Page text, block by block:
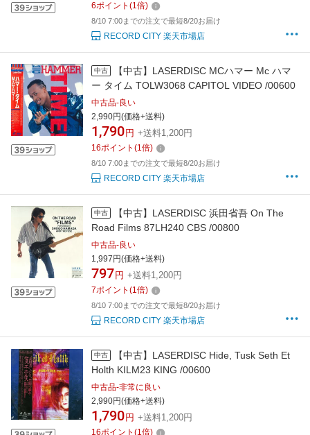
6ポイント (1倍)
8/10 7:00までの注文で最短8/20お届け
RECORD CITY 楽天市場店
中古
【中古】LASERDISC MCハマー Mc ハマ
ー タイム TOLW3068 CAPITOL VIDEO /00600
中古品-良い
2,990円(価格+送料)
1,790 円 +送料1,200円
16ポイント (1倍)
8/10 7:00までの注文で最短8/20お届け
RECORD CITY 楽天市場店
中古
【中古】LASERDISC 浜田省吾 On The
Road Films 87LH240 CBS /00800
中古品-良い
1,997円(価格+送料)
797 円 +送料1,200円
7ポイント (1倍)
8/10 7:00までの注文で最短8/20お届け
RECORD CITY 楽天市場店
中古
【中古】LASERDISC Hide, Tusk Seth Et
Holth KILM23 KING /00600
中古品-非常に良い
2,990円(価格+送料)
1,790 円 +送料1,200円
16ポイント (1倍)